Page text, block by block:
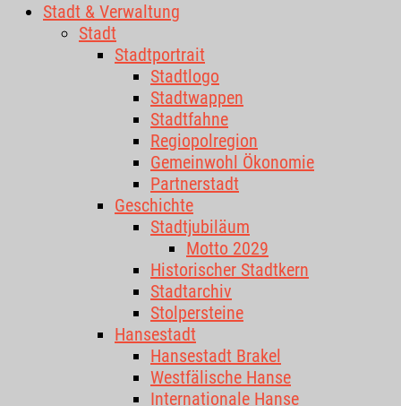
Stadt & Verwaltung
Stadt
Stadtportrait
Stadtlogo
Stadtwappen
Stadtfahne
Regiopolregion
Gemeinwohl Ökonomie
Partnerstadt
Geschichte
Stadtjubiläum
Motto 2029
Historischer Stadtkern
Stadtarchiv
Stolpersteine
Hansestadt
Hansestadt Brakel
Westfälische Hanse
Internationale Hanse